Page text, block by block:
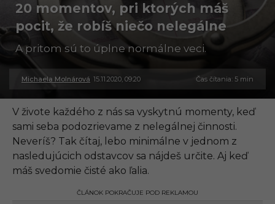
20 momentov, pri ktorých máš
pocit, že robíš niečo nelegálne
A pritom sú to úplne normálne veci.
Michaela Molnárová 15.11.2020, 09:20
3
.
0
.
2
2
1
3
Čas čítania: 5 min
V živote každého z nás sa vyskytnú momenty, keď
sami seba podozrievame z nelegálnej činnosti.
Neveríš? Tak čítaj, lebo minimálne v jednom z
nasledujúcich odstavcov sa nájdeš určite. Aj keď
máš svedomie čisté ako ľalia.
ČLÁNOK POKRAČUJE POD REKLAMOU